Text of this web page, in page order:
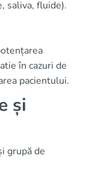
saliva, fluide).
în cazuri de
pacientului.
și
grupă de